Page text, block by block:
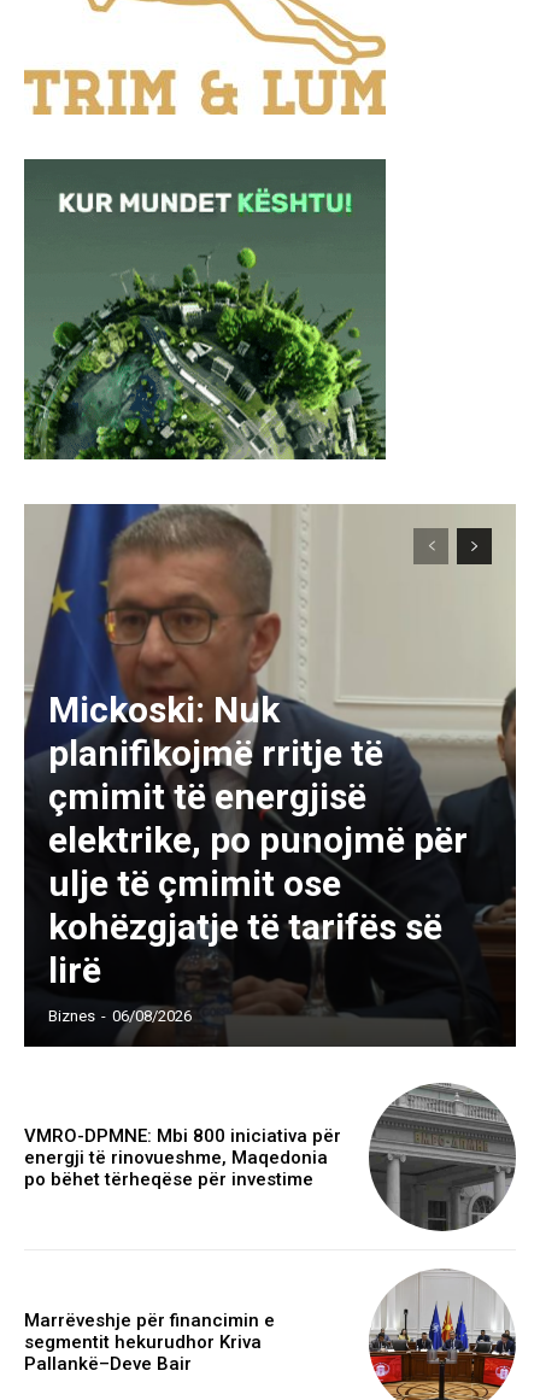
Mickoski: Nuk
planifikojmë rritje të
çmimit të energjisë
elektrike, po punojmë për
ulje të çmimit ose
kohëzgjatje të tarifës së
lirë
Biznes - 06/08/2026
VMRO-DPMNE: Mbi 800 iniciativa për
energji të rinovueshme, Maqedonia
po bëhet tërheqëse për investime
Marrëveshje për financimin e
segmentit hekurudhor Kriva
Pallankë–Deve Bair